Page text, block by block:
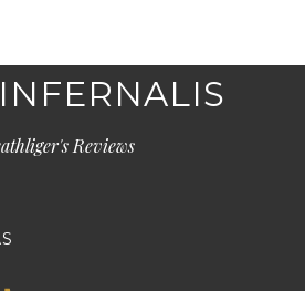
Reviews